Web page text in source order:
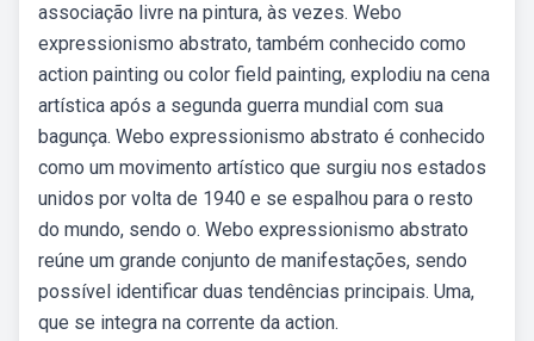
associação livre na pintura, às vezes. Webo
expressionismo abstrato, também conhecido como
action painting ou color field painting, explodiu na cena
artística após a segunda guerra mundial com sua
bagunça. Webo expressionismo abstrato é conhecido
como um movimento artístico que surgiu nos estados
unidos por volta de 1940 e se espalhou para o resto
do mundo, sendo o. Webo expressionismo abstrato
reúne um grande conjunto de manifestações, sendo
possível identificar duas tendências principais. Uma,
que se integra na corrente da action.